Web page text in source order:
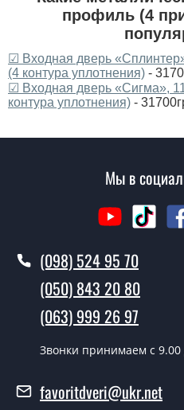
профиль (4
☑ Входная дверь
(4 контура уплотнения) -
☑ Входная дверь «Сигма»,
контура уплотнения) -
Мы в
(098) 524 95 70
(050) 843 20 80
(063) 999 26 97
Звонки принимаем c
favoritdveri@ukr.net